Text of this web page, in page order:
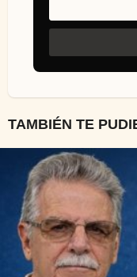
TAMBIÉN TE